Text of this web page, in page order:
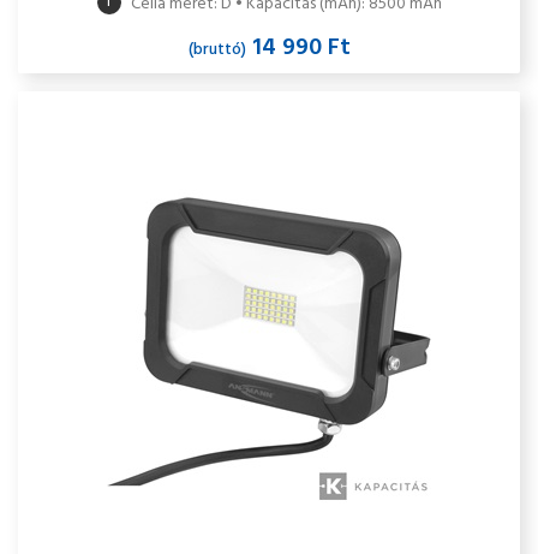
(bruttó)14 990 Ft